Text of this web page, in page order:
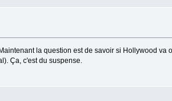
la question est de savoir si Hollywood va
Ça, c'est du suspense.